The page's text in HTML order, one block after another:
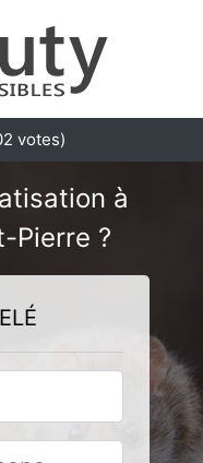
votes)
à
Pierre ?